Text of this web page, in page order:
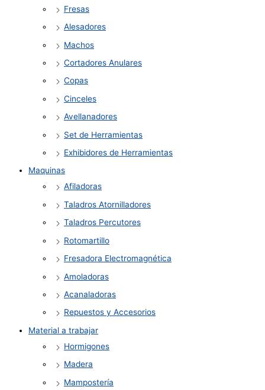
Fresas
Alesadores
Machos
Cortadores Anulares
Copas
Cinceles
Avellanadores
Set de Herramientas
Exhibidores de Herramientas
Maquinas
Afiladoras
Taladros Atornilladores
Taladros Percutores
Rotomartillo
Fresadora Electromagnética
Amoladoras
Acanaladoras
Repuestos y Accesorios
Material a trabajar
Hormigones
Madera
Mampostería